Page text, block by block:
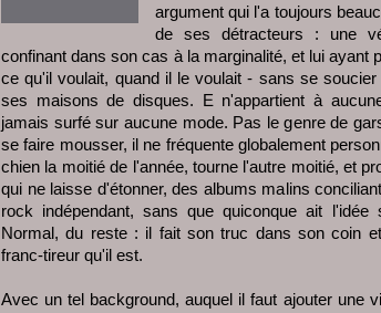
argument qui l'a toujours
de ses détracteurs : une
confinant dans son cas à la marginalité, et lui ayant
ce qu'il voulait, quand il le voulait - sans se
ses maisons de disques. E n'appartient à
jamais surfé sur aucune mode. Pas le genre de
se faire mousser, il ne fréquente globalement
chien la moitié de l'année, tourne l'autre moitié, et
qui ne laisse d'étonner, des albums malins
rock indépendant, sans que quiconque ait l'idée
Normal, du reste : il fait son truc dans son coin
franc-tireur qu'il est.
Avec un tel background, auquel il faut ajouter une